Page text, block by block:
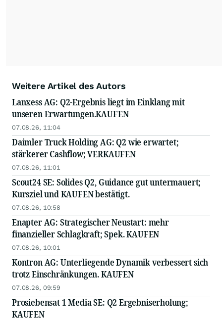
Weitere Artikel des Autors
Lanxess AG: Q2-Ergebnis liegt im Einklang mit
unseren Erwartungen.KAUFEN
07.08.26, 11:04
Daimler Truck Holding AG: Q2 wie erwartet;
stärkerer Cashflow; VERKAUFEN
07.08.26, 11:01
Scout24 SE: Solides Q2, Guidance gut untermauert;
Kursziel und KAUFEN bestätigt.
07.08.26, 10:58
Enapter AG: Strategischer Neustart: mehr
finanzieller Schlagkraft; Spek. KAUFEN
07.08.26, 10:01
Kontron AG: Unterliegende Dynamik verbessert sich
trotz Einschränkungen. KAUFEN
07.08.26, 09:59
Prosiebensat 1 Media SE: Q2 Ergebniserholung;
KAUFEN